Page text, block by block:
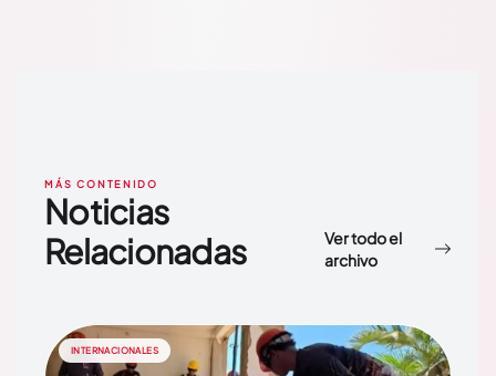
MÁS CONTENIDO
Noticias
Relacionadas
Ver todo el
archivo
INTERNACIONALES